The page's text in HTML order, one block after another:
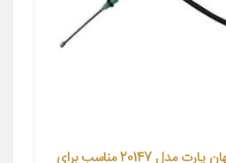
سین ترمز دستی عقب جهان پارت مدل 20147 مناسب برای